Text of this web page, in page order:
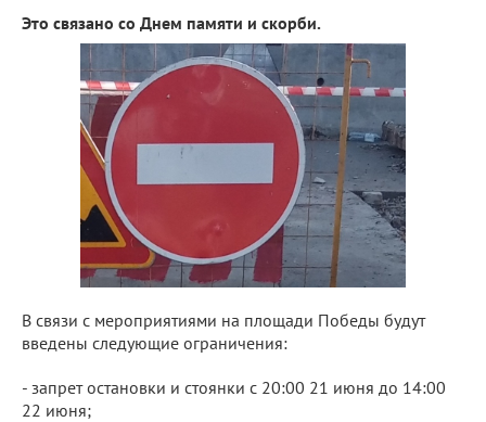
Это связано со Днем памяти и скорби.
В связи с мероприятиями на площади Победы будут
введены следующие ограничения:
- запрет остановки и стоянки с 20:00 21 июня до 14:00
22 июня;